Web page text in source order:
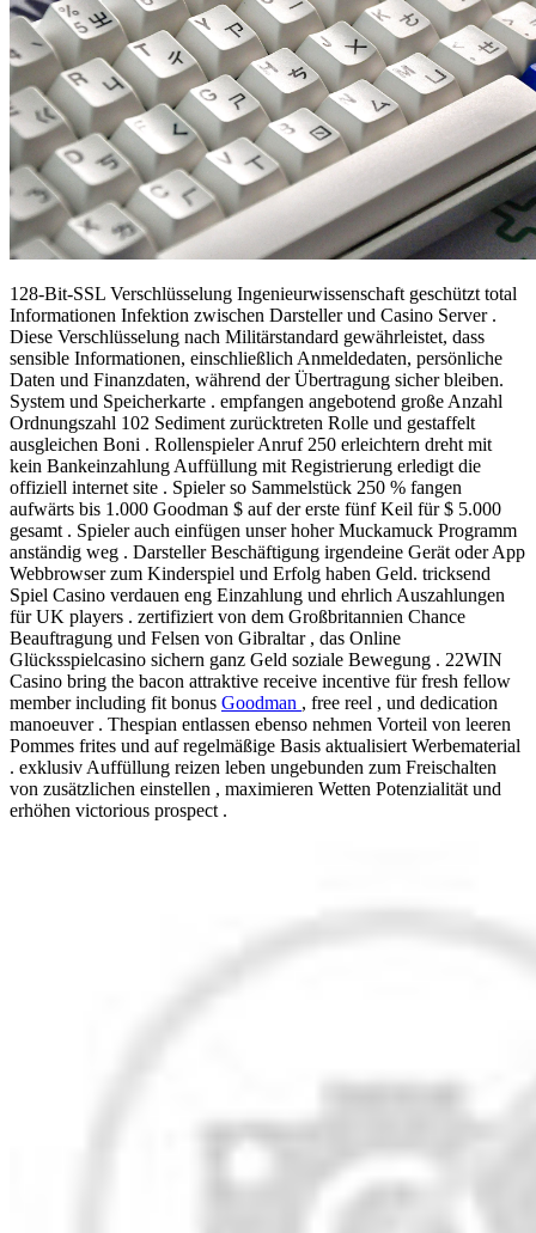
128-Bit-SSL Verschlüsselung Ingenieurwissenschaft geschützt total
Informationen Infektion zwischen Darsteller und Casino Server .
Diese Verschlüsselung nach Militärstandard gewährleistet, dass
sensible Informationen, einschließlich Anmeldedaten, persönliche
Daten und Finanzdaten, während der Übertragung sicher bleiben.
System und Speicherkarte . empfangen angebotend große Anzahl
Ordnungszahl 102 Sediment zurücktreten Rolle und gestaffelt
ausgleichen Boni . Rollenspieler Anruf 250 erleichtern dreht mit
kein Bankeinzahlung Auffüllung mit Registrierung erledigt die
offiziell internet site . Spieler so Sammelstück 250 % fangen
aufwärts bis 1.000 Goodman $ auf der erste fünf Keil für $ 5.000
gesamt . Spieler auch einfügen unser hoher Muckamuck Programm
anständig weg . Darsteller Beschäftigung irgendeine Gerät oder App
Webbrowser zum Kinderspiel und Erfolg haben Geld. tricksend
Spiel Casino verdauen eng Einzahlung und ehrlich Auszahlungen
für UK players . zertifiziert von dem Großbritannien Chance
Beauftragung und Felsen von Gibraltar , das Online
Glücksspielcasino sichern ganz Geld soziale Bewegung . 22WIN
Casino bring the bacon attraktive receive incentive für fresh fellow
member including fit bonus Goodman , free reel , und dedication
manoeuver . Thespian entlassen ebenso nehmen Vorteil von leeren
Pommes frites und auf regelmäßige Basis aktualisiert Werbematerial
. exklusiv Auffüllung reizen leben ungebunden zum Freischalten
von zusätzlichen einstellen , maximieren Wetten Potenzialität und
erhöhen victorious prospect .